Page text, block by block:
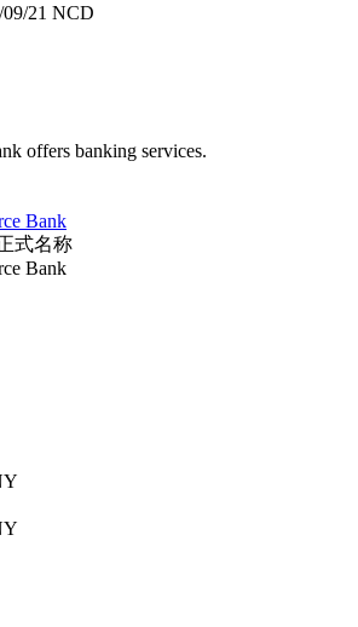
21 NCD
offers banking services.
Bank
式名称
Bank